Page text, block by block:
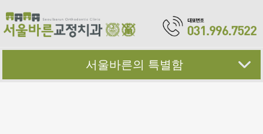
서울바른의 특별함